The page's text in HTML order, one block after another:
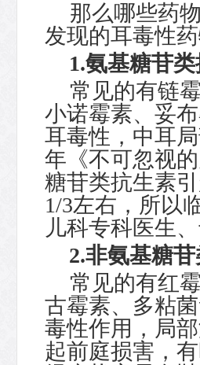
那么哪些药
发现的耳毒性
1.氨基糖苷类
常见的有链
小诺霉素、妥
耳毒性，中耳
年《不可忽视
糖苷类抗生素
1/3左右，所以
儿科专科医生
2.非氨基糖苷
常见的有红
古霉素、多粘
毒性作用，局
起前庭损害，